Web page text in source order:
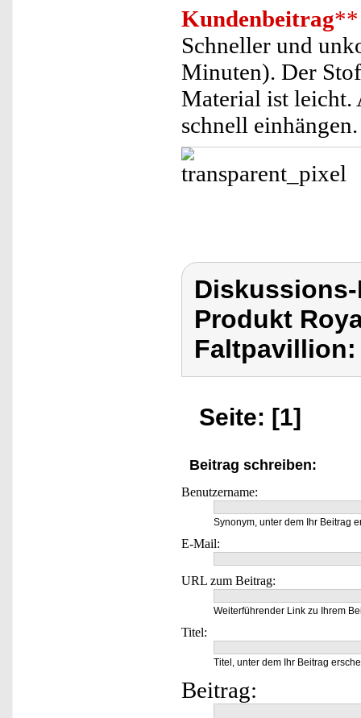
Kundenbeitrag**
Schneller und
Minuten). Der
Material ist leicht.
schnell einhängen.
Produkt
Faltpavillion:
Seite: [1]
Beitrag schreiben:
Benutzername:
Synonym, unter dem Ihr Beitrag
E-Mail:
URL zum Beitrag:
Weiterführender Link zu Ihrem
Titel:
Titel, unter dem Ihr Beitrag
Beitrag: